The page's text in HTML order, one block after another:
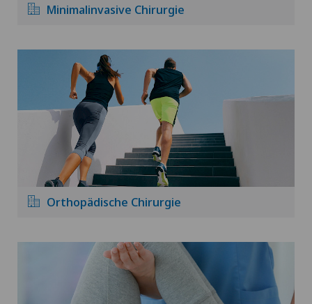
Minimalinvasive Chirurgie
Orthopädische Chirurgie